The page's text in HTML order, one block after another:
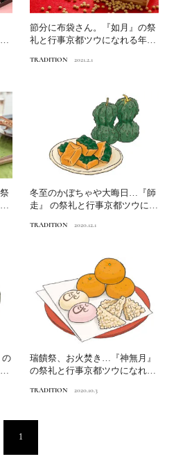
節分に布袋さん。『如月』の祭
礼と行事京都ツウになれる年中
TRADITION 2021.2.1
冬至のかぼちゃや大晦日…『師
走』 の祭礼と行事京都ツウにな
TRADITION 2020.12.1
の
瑞饋祭、お火焚き…『神無月』
の祭礼と行事京都ツウになれる
TRADITION 2020.10.3
1